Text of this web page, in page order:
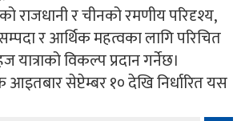
राजधानी र चीनको रमणीय परिदृश्य,
र आर्थिक महत्वका लागि परिचित
विकल्प प्रदान गर्नेछ।
सेप्टेम्बर १० देखि निर्धारित यस